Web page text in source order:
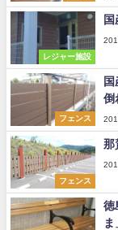
レジャー施設
フェンス
国
倒
フェンス
那
徳